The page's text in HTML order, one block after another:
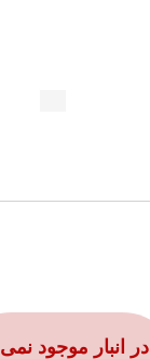
در انبار موجود نمی